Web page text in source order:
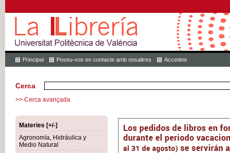
Principal Poseu-vos en contacte amb nosaltres Accedeix
Cerca
>> Cerca avançada
Materies [+/-]
Agronomía, Hidráulica y
Medio Natural